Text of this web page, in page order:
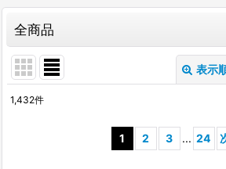
全商品
表示
1,432件
1 2 3 ... 24